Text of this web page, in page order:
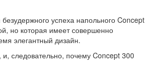
успеха напольного Concept
но которая имеет совершенно
элегантный дизайн.
следовательно, почему Concept 300